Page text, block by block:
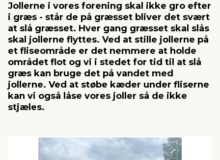
brædder
& stilladser
& opbevaring
& persienner
& sikkerhed
& standere
& ventilation
kloak
fittings
Home
data & TV
& fugemasse
& spande
underholdning
udendørs spa
fritid
Jollerne i vores forening skal ikke gro efter
i græs - står de på græsset bliver det svært
at slå græsset. Hver gang græsset skal slås
skal jollerne flyttes. Ved at stille jollerne på
et fliseområde er det nemmere at holde
området flot og vi i stedet for tid til at slå
græs kan bruge det på vandet med
jollerne. Ved at støbe kæder under fliserne
kan vi også låse vores joller så de ikke
stjæles.